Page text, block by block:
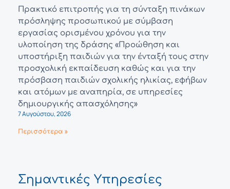
Πρακτικό επιτροπής για τη σύνταξη πινάκων
πρόσληψης προσωπικού με σύμβαση
εργασίας ορισμένου χρόνου για την
υλοποίηση της δράσης «Προώθηση και
υποστήριξη παιδιών για την ένταξή τους στην
προσχολική εκπαίδευση καθώς και για την
πρόσβαση παιδιών σχολικής ηλικίας, εφήβων
και ατόμων με αναπηρία, σε υπηρεσίες
δημιουργικής απασχόλησης»
7 Αυγούστου, 2026
Περισσότερα »
Σημαντικές Υπηρεσίες